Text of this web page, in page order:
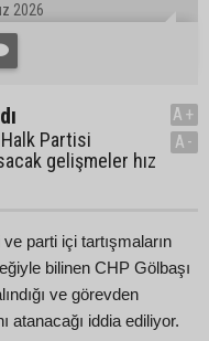
2026
Partisi
gelişmeler hız
A+
A-
parti içi tartışmaların
bilinen CHP Gölbaşı
ve görevden
atanacağı iddia ediliyor.